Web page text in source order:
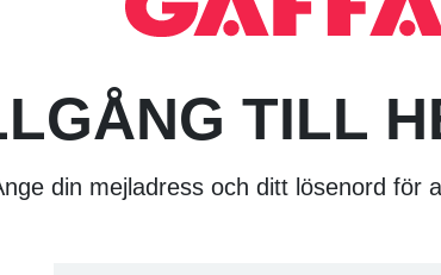
TILL
din mejladress och ditt lösenord för